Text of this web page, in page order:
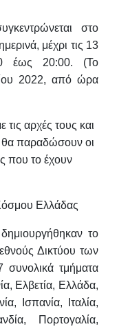
στο
μέχρι τις 13
έως 20:00. (Το
2022, από ώρα
αρχές τους και
θα παραδώσουν οι
που το έχουν
Ελλάδας
το
Δικτύου των
συνολικά τμήματα
Ελβετία, Ελλάδα,
Ισπανία, Ιταλία,
Πορτογαλία,